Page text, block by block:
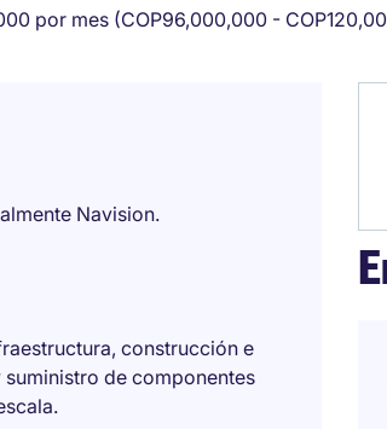
por mes (COP96,000,000 -
Navision.
construcción e
de componentes